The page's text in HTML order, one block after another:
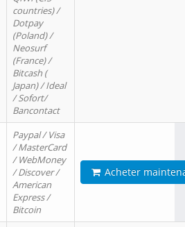
countries) /
Dotpay
(Poland) /
Neosurf
(France) /
Bitcash (
Japan) / Ideal
/ Sofort/
Bancontact
Paypal / Visa
/ MasterCard
/ WebMoney
/ Discover /
American
Express /
Bitcoin
Acheter